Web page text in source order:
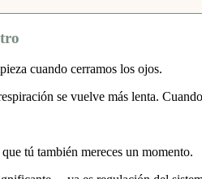
cuando cerramos los ojos.
se vuelve más lenta.
tú también mereces un momento.